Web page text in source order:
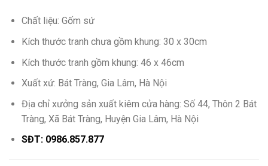
Chất liệu: Gốm sứ
Kích thước tranh chưa gồm khung: 30 x 30cm
Kích thước tranh gồm khung: 46 x 46cm
Xuất xứ: Bát Tràng, Gia Lâm, Hà Nội
Địa chỉ xưởng sản xuất kiêm cửa hàng: Số 44, Thôn 2 Bát
Tràng, Xã Bát Tràng, Huyện Gia Lâm, Hà Nội
SĐT: 0986.857.877